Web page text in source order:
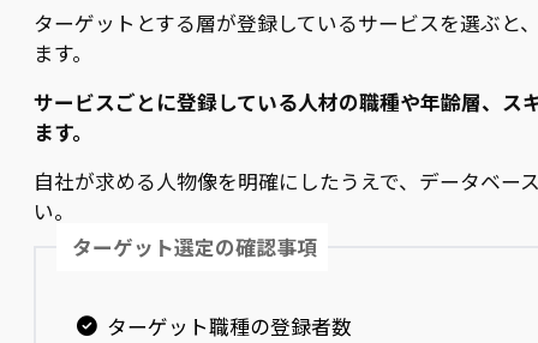
ターゲットとする層が登録しているサービスを選ぶと
ます。
サービスごとに登録している人材の職種や年齢層、ス
ます。
自社が求める人物像を明確にしたうえで、データベー
い。
ターゲット選定の確認事項
ターゲット職種の登録者数